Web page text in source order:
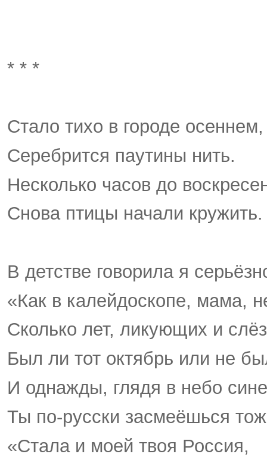
* * *
Стало тихо в городе осеннем,
Серебрится паутины нить.
Несколько часов до
Снова птицы начали кружить.
В детстве говорила я
«Как в калейдоскопе, мама,
Сколько лет, ликующих и
Был ли тот октябрь или не
И однажды, глядя в небо
Ты по-русски засмеёшься
«Стала и моей твоя Россия,